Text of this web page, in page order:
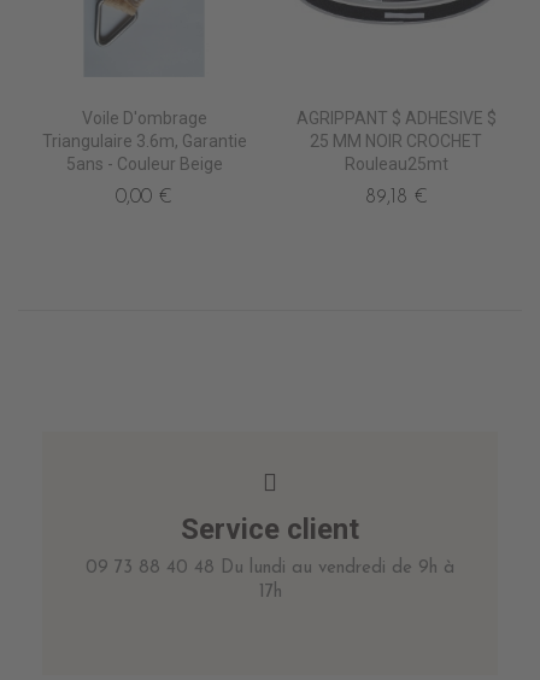
Voile D'ombrage
Triangulaire 3.6m, Garantie
5ans - Couleur Beige
0,00 €
AGRIPPANT $ ADHESIVE $
25 MM NOIR CROCHET
Rouleau25mt
89,18 €
Service client
09 73 88 40 48 Du lundi au vendredi de 9h à
17h